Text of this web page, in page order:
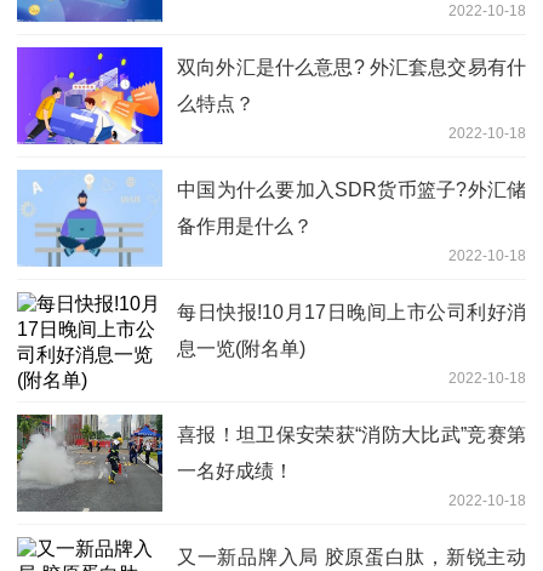
2022-10-18
双向外汇是什么意思? 外汇套息交易有什
么特点？
2022-10-18
中国为什么要加入SDR货币篮子?外汇储
备作用是什么？
2022-10-18
每日快报!10月17日晚间上市公司利好消
息一览(附名单)
2022-10-18
喜报！坦卫保安荣获“消防大比武”竞赛第
一名好成绩！
2022-10-18
又一新品牌入局 胶原蛋白肽，新锐主动